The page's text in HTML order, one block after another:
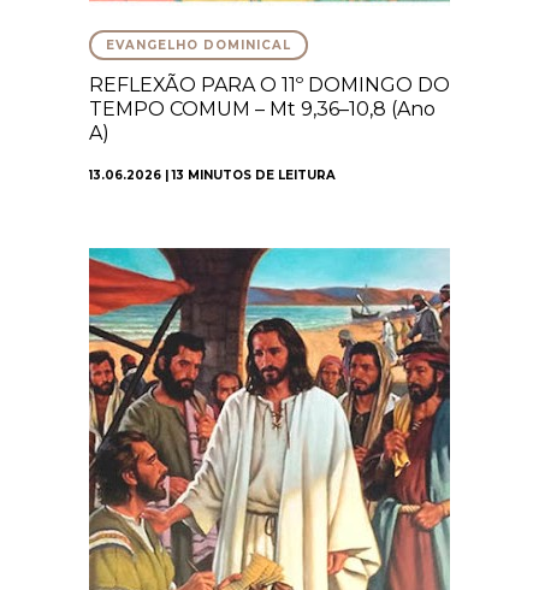
EVANGELHO DOMINICAL
REFLEXÃO PARA O 11º DOMINGO DO
TEMPO COMUM – Mt 9,36–10,8 (Ano
A)
13.06.2026 | 13 MINUTOS DE LEITURA